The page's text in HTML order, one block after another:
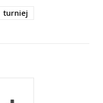
turniej